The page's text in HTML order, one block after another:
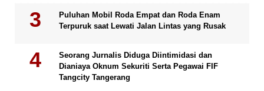
Puluhan Mobil Roda Empat dan Roda Enam
Terpuruk saat Lewati Jalan Lintas yang Rusak
Seorang Jurnalis Diduga Diintimidasi dan
Dianiaya Oknum Sekuriti Serta Pegawai FIF
Tangcity Tangerang